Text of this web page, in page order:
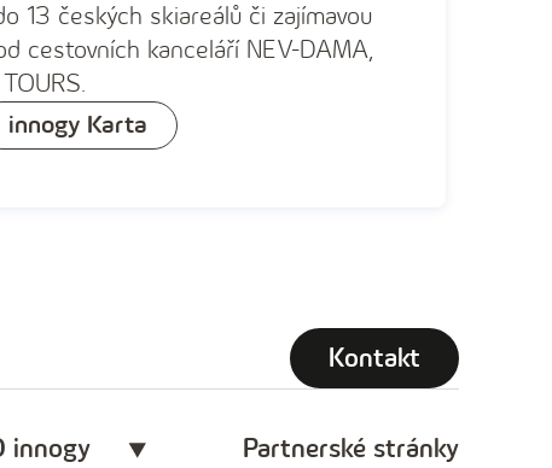
13 českých skiareálů či zajímavou
cestovních kanceláří NEV-DAMA,
innogy Karta
Kontakt
innogy Partnerské stránky